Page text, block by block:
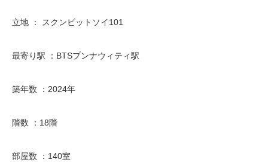
立地 ： スクンビットソイ101
最寄り駅 ：BTSプンナウィティ駅
築年数 ：2024年
階数 ：18階
部屋数 ：140室